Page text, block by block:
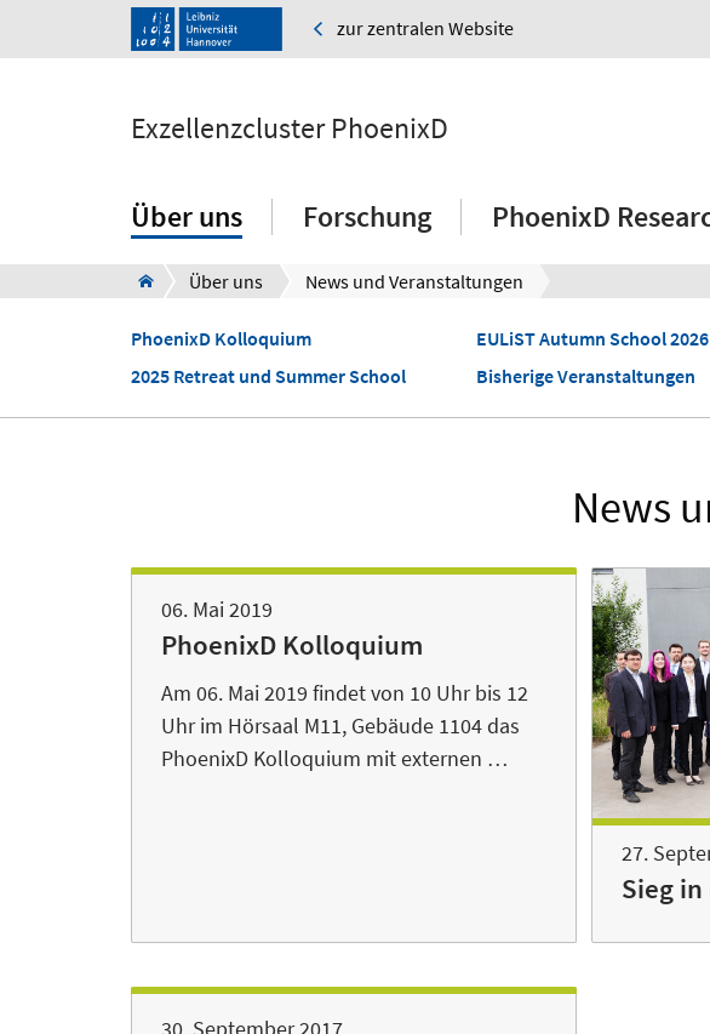
zur zentralen Website
Exzellenzcluster PhoenixD
Über uns Forschung PhoenixD
Über uns News und Veranstaltungen
PhoenixD Kolloquium
2025 Retreat und Summer School
EULiST Autumn School 2026
Bisherige Veranstaltungen
News
06. Mai 2019
PhoenixD Kolloquium
Am 06. Mai 2019 findet von 10 Uhr bis 12
Uhr im Hörsaal M11, Gebäude 1104 das
PhoenixD Kolloquium mit externen …
27.
Sieg